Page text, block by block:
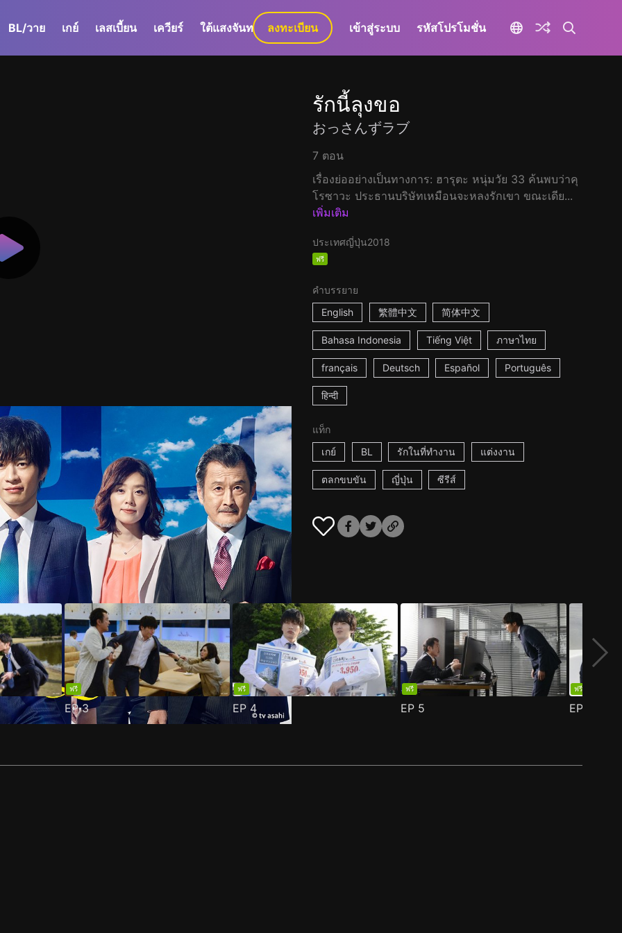
BL/วาย เกย์ เลสเบี้ยน เควียร์ ใต้แสงจันทร์ GaLa+
ลงทะเบียน เข้าสู่ระบบ รหัสโปรโมชั่น
รักนี้ลุงขอ
おっさんずラブ
7 ตอน
เรื่องย่ออย่างเป็นทางการ: ฮารุตะ หนุ่มวัย 33 ค้นพบว่าคุ
โรซาวะ ประธานบริษัทเหมือนจะหลงรักเขา ขณะเดีย...
เพิ่มเติม
ประเทศญี่ปุ่น2018
ฟรี
คำบรรยาย
English
繁體中文 简体中文
Bahasa Indonesia Tiếng Việt ภาษาไทย
français Deutsch Español Português
हिन्दी
แท็ก
เกย์
BL รักในที่ทำงาน แต่งงาน
ตลกขบขัน ญี่ปุ่น ซีรีส์
ฟรี
EP3
ฟรี
EP 4
ฟรี
EP 5
ฟรี
EP